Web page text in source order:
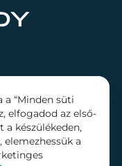
területek
a “Minden süti
elfogadod az első-
készülékeden,
a